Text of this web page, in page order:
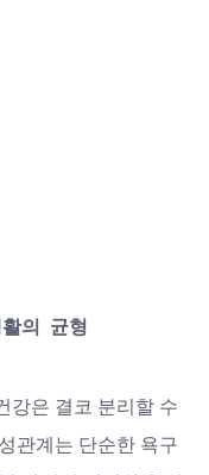
의 균형
강은 결코 분리할 수
관계는 단순한 욕구